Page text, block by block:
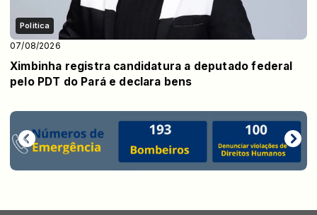
Politica
07/08/2026
Ximbinha registra candidatura a deputado federal
pelo PDT do Pará e declara bens